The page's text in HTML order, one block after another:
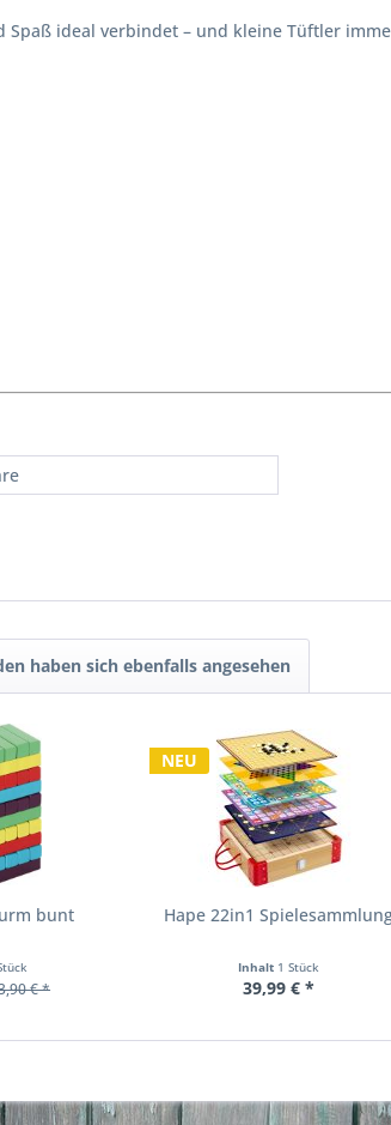
Spaß ideal verbindet – und kleine Tüftler
haben sich ebenfalls angesehen
bunt
€ *
NEU
Hape 22in1
Inhalt 1 Stück
39,99 € *